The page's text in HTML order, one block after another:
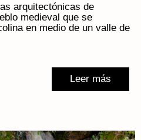
arquitectónicas de
medieval que se
en medio de un valle de
Leer más